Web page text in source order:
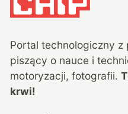
Portal technologiczny z
piszący o nauce i
motoryzacji, fotografii.
krwi!